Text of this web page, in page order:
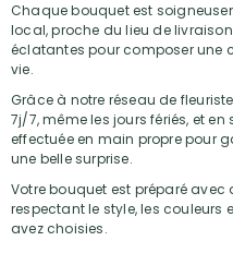
Chaque bouquet est
local, proche du lieu de
éclatantes pour composer une
vie.
Grâce à notre réseau de
7j/7, même les jours fériés, et
effectuée en main propre pour
une belle surprise.
Votre bouquet est préparé avec
respectant le style, les couleurs
avez choisies.